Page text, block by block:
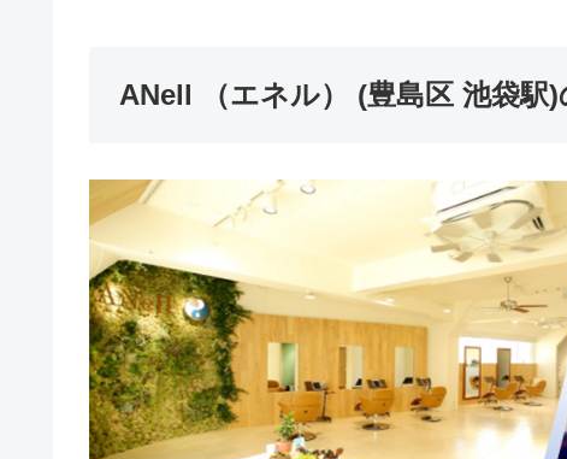
ANell （エネル） (豊島区 池袋駅)